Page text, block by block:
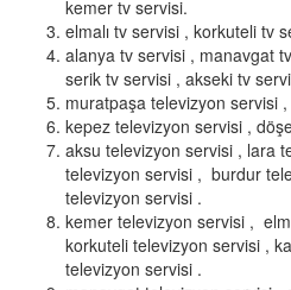
kemer tv servisi.
elmalı tv servisi , korkuteli tv
alanya tv servisi , manavgat
serik tv servisi , akseki tv
muratpaşa televizyon servisi
kepez televizyon servisi ,
aksu televizyon servisi , lara
televizyon servisi , burdur
televizyon servisi .
kemer televizyon servisi ,
korkuteli televizyon servisi ,
televizyon servisi .